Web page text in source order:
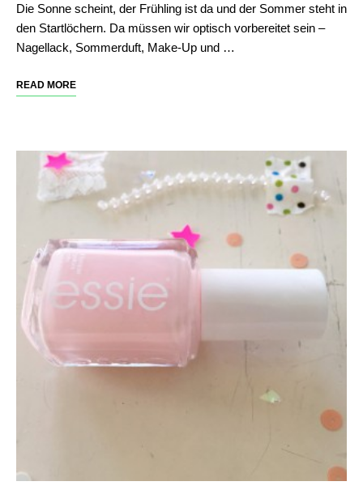
Die Sonne scheint, der Frühling ist da und der Sommer steht in
den Startlöchern. Da müssen wir optisch vorbereitet sein –
Nagellack, Sommerduft, Make-Up und …
READ MORE